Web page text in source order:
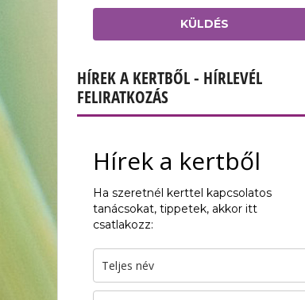
KÜLDÉS
HÍREK A KERTBŐL - HÍRLEVÉL
FELIRATKOZÁS
Hírek a kertből
Ha szeretnél kerttel kapcsolatos
tanácsokat, tippetek, akkor itt
csatlakozz: